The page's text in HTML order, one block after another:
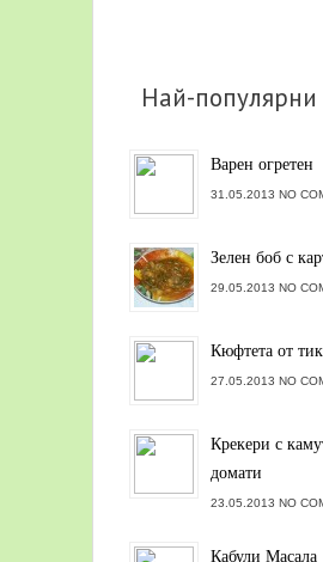
Най-популярни
Варен огретен
31.05.2013 NO
Зелен боб с
29.05.2013 NO
Кюфтета от
27.05.2013 NO
Крекери с
домати
23.05.2013 NO
Кабули Масала